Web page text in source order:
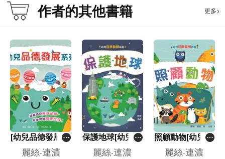
作者的其他書籍 更多>
[幼兒品德發展系
列]一套6冊
麗絲‧連濃
保護地球[幼兒品
德發展系列]
麗絲‧連濃
照顧動物[幼兒品
德發展系列]
麗絲‧連濃